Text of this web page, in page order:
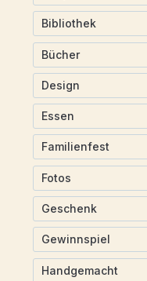
Bibliothek
Bücher
Design
Essen
Familienfest
Fotos
Geschenk
Gewinnspiel
Handgemacht